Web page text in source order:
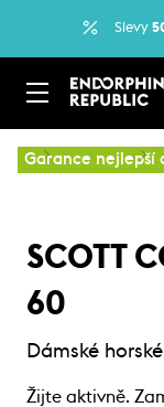
Slevy
Garance nejlepší
… Horská kola
SCOTT
60
Dámské
Žijte aktivně.